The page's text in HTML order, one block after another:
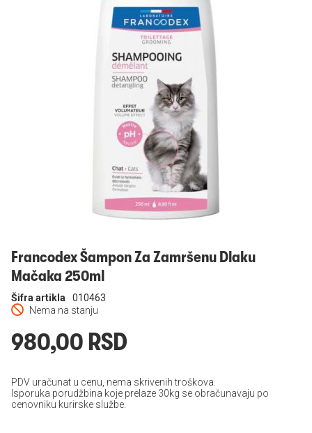
Francodex Šampon Za Zamršenu Dlaku
Mačaka 250ml
Nema na stanju
Šifra artikla 010463
980,00 RSD
PDV uračunat u cenu, nema skrivenih troškova.
Isporuka porudžbina koje prelaze 30kg se obračunavaju po
cenovniku kurirske službe.